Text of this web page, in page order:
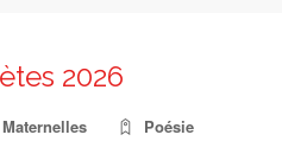
2026
Maternelles Poésie